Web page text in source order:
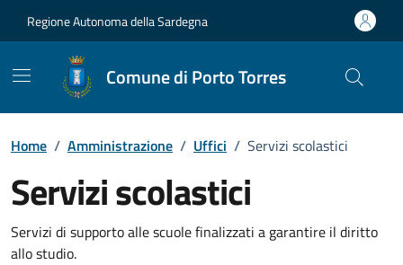
Regione Autonoma della Sardegna
Comune di Porto Torres
Home / Amministrazione / Uffici / Servizi scolastici
Servizi scolastici
Dettaglio dell'unità
Servizi di supporto alle scuole finalizzati a garantire il diritto
allo studio.